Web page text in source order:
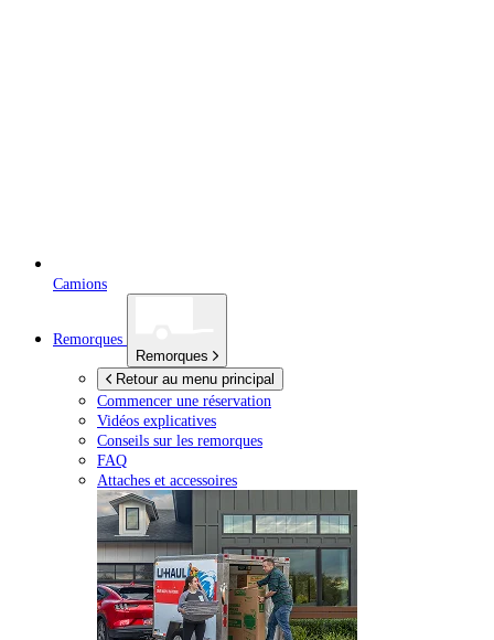
Camions
Remorques
Remorques
Retour au menu principal
Commencer une réservation
Vidéos explicatives
Conseils sur les remorques
FAQ
Attaches et accessoires